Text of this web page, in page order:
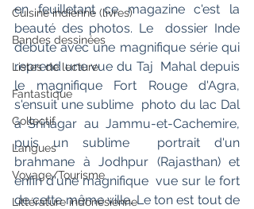
Cuisine indienne (livres)
Bandes dessinées
Listes de lecture
Fantastique
Collectif
Langues
Voyage/Tourisme
Littérature indonésienne
en feuilletant ce magazine c'est la
beauté des photos. Le  dossier Inde
débute avec une magnifique série qui
reprend une vue du Taj  Mahal depuis
le magnifique Fort Rouge d'Agra,
s'ensuit une sublime  photo du lac Dal
à Srinagar au Jammu-et-Cachemire,
puis un sublime  portrait d'un
brahmane à Jodhpur (Rajasthan) et
enfin d'une magnifique  vue sur le fort
de cette même ville. Le ton est tout de